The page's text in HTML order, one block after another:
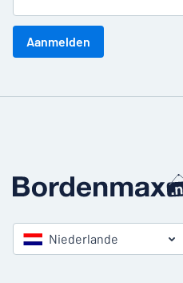
Aanmelden
Niederlande